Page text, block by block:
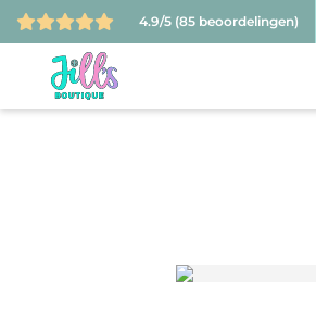
4.9/5 (85 beoordelingen)